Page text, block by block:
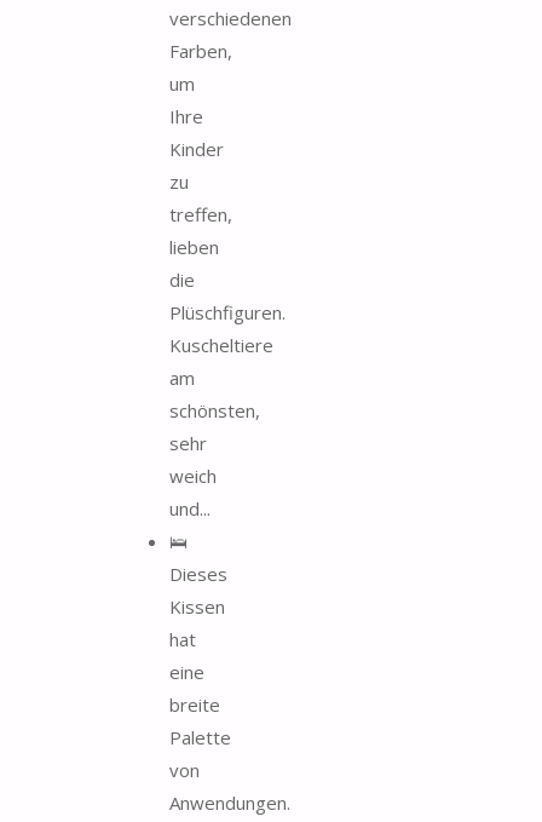
verschiedenen
Farben,
um
Ihre
Kinder
zu
treffen,
lieben
die
Plüschfiguren.
Kuscheltiere
am
schönsten,
sehr
weich
und...
🛌
Dieses
Kissen
hat
eine
breite
Palette
von
Anwendungen.